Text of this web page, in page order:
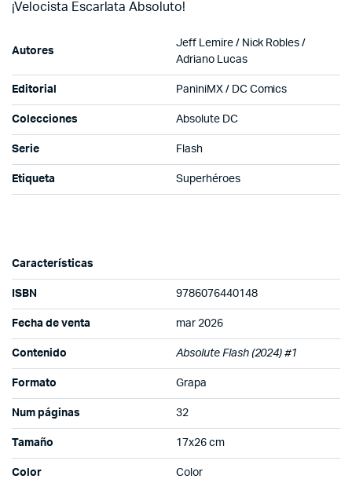
¡Velocista Escarlata Absoluto!
Autores
Jeff Lemire / Nick Robles /
Adriano Lucas
Editorial PaniniMX / DC Comics
Colecciones Absolute DC
Serie Flash
Etiqueta Superhéroes
Características
ISBN 9786076440148
Fecha de venta mar 2026
Contenido Absolute Flash (2024) #1
Formato Grapa
Num páginas 32
Tamaño 17x26 cm
Color Color